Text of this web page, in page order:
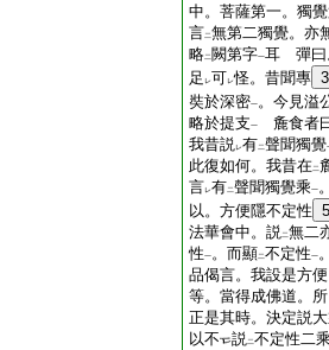
中。菩薩第一。獨
言二無第二獨覺。亦
略二 闕第字一耳 彈曰
足 レ可レ怪。昔聞專 3
奘於深密一。今見溢
略於提支一
麁食者
我昔説レ有二聲聞獨覺
此復如何。我昔在二
言レ有二聲聞獨覺乘一
以。方便隱不定性 5
法華會中。説二無二
性一。而顯二不定性一
品偈言。我設是方
等。當得成佛道。
正是其時。決定説
以不
説二不定性二